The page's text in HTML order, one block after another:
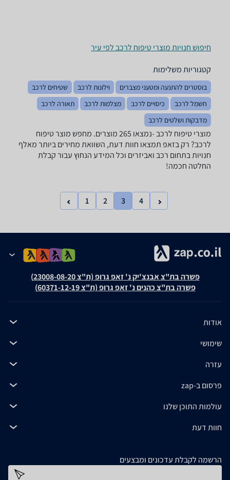
חיפוש חנויות מוצרי טיפוח לרכב לפי עיר
קטגוריות משלימות
בוסטרים להתנעה ומטעני מצברים וילונות לרכב
שטיחים לרכב
חשמל לרכב
כיסויים לרכב מצלמות לרכב
תאורה לרכב
מדבקות ושלטים לרכב
מוצרי טיפוח לרכב -נמצאו 265 מוצרים. מחפש מוצר טיפוח
לרכב? רק בזאפ תמצאו חוות דעת, השוואת מחירים ביותר מאלף
חנויות בתחום רכב ואביזרים וכל המידע הנחוץ עבור קבלת
החלטה חכמה!
1 2 3 4
פשרה בת"צ אבנצ'יק נ' זאפ גרופ (ת"צ 23008-08-20)
פשרה בת"צ כהנים נ' זאפ גרופ (ת"צ 60371-12-19)
אודות
שימושי
עזרה
פרסום ב-zap
עולמות התוכן שלנו
חוות דעת
הרשמה לקבלת עדכונים ומבצעים